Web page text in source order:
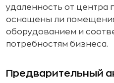
удаленность от центра
оснащены ли
оборудованием и
потребностям бизнеса.
Предварительный